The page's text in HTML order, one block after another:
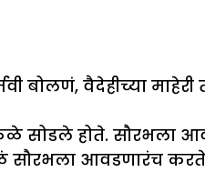
वैदेहीच्या माहेरी
सोडले होते. सौरभला
आवडणारंच